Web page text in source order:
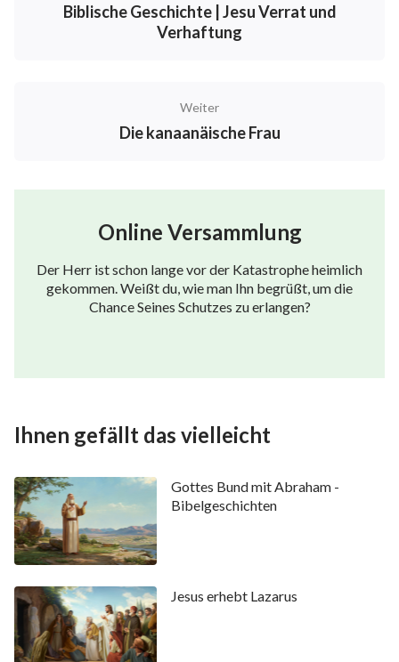
Biblische Geschichte | Jesu Verrat und
Verhaftung
Weiter
Die kanaanäische Frau
Online Versammlung
Der Herr ist schon lange vor der Katastrophe heimlich
gekommen. Weißt du, wie man Ihn begrüßt, um die
Chance Seines Schutzes zu erlangen?
Ihnen gefällt das vielleicht
Gottes Bund mit Abraham -
Bibelgeschichten
Jesus erhebt Lazarus